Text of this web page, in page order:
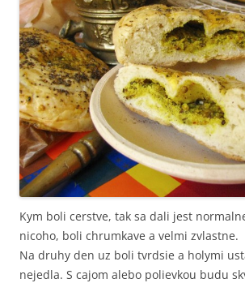
Kym boli cerstve, tak sa dali jest
nicoho, boli chrumkave a velmi zvlastne.
Na druhy den uz boli tvrdsie a holymi
nejedla. S cajom alebo polievkou budu